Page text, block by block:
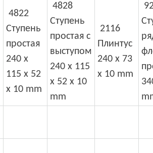
4822
Ступень
простая
240 x
115 x 52
x 10 mm
4828
Ступень
простая с
выступом
240 x 115
x 52 x 10
mm
2116
Плинтус
240 x 73
x 10 mm